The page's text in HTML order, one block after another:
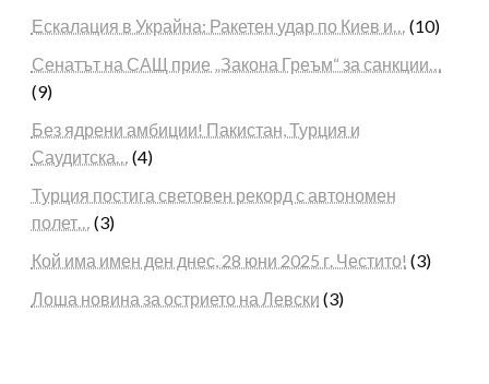
Ескалация в Украйна: Ракетен удар по Киев и… (10)
Сенатът на САЩ прие „Закона Греъм“ за санкции…
(9)
Без ядрени амбиции! Пакистан, Турция и
Саудитска… (4)
Турция постига световен рекорд с автономен
полет… (3)
Кой има имен ден днес, 28 юни 2025 г. Честито! (3)
Лоша новина за острието на Левски (3)